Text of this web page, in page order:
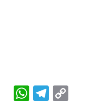
WhatsApp
Telegram